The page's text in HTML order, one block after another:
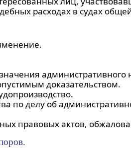
расходах в судах
административного
доказательством.
по делу об
правовых актов,